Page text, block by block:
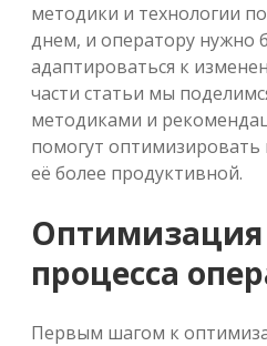
методики и технологии
днем, и оператору нужно
адаптироваться к
части статьи мы
методиками и
помогут оптимизировать
её более продуктивной.
Оптимизация
процесса
Первым шагом к